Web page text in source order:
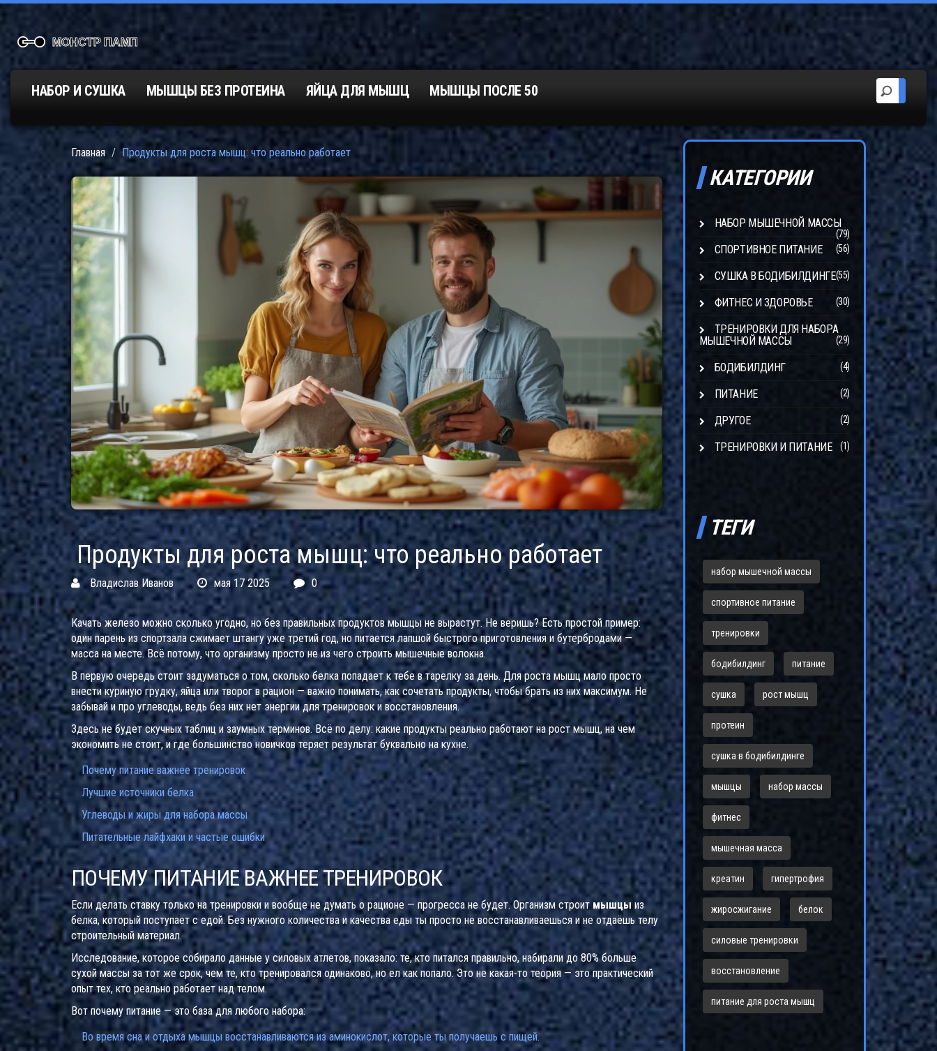
НАБОР И СУШКА МЫШЦЫ БЕЗ ПРОТЕИНА ЯЙЦА ДЛЯ МЫШЦ МЫШЦЫ ПОСЛЕ 50
Главная Продукты для роста мышц: что реально работает
Продукты для роста мышц: что реально работает
Владислав Иванов мая 17 2025 0
Качать железо можно сколько угодно, но без правильных продуктов мышцы не вырастут. Не веришь? Есть простой пример:
один парень из спортзала сжимает штангу уже третий год, но питается лапшой быстрого приготовления и бутербродами —
масса на месте. Всё потому, что организму просто не из чего строить мышечные волокна.
В первую очередь стоит задуматься о том, сколько белка попадает к тебе в тарелку за день. Для роста мышц мало просто
внести куриную грудку, яйца или творог в рацион — важно понимать, как сочетать продукты, чтобы брать из них максимум. Не
забывай и про углеводы, ведь без них нет энергии для тренировок и восстановления.
Здесь не будет скучных таблиц и заумных терминов. Всё по делу: какие продукты реально работают на рост мышц, на чем
экономить не стоит, и где большинство новичков теряет результат буквально на кухне.
Почему питание важнее тренировок
Лучшие источники белка
Углеводы и жиры для набора массы
Питательные лайфхаки и частые ошибки
ПОЧЕМУ ПИТАНИЕ ВАЖНЕЕ ТРЕНИРОВОК
Если делать ставку только на тренировки и вообще не думать о рационе — прогресса не будет. Организм строит мышцы из
белка, который поступает с едой. Без нужного количества и качества еды ты просто не восстанавливаешься и не отдаёшь телу
строительный материал.
Исследование, которое собирало данные у силовых атлетов, показало: те, кто питался правильно, набирали до 80% больше
сухой массы за тот же срок, чем те, кто тренировался одинаково, но ел как попало. Это не какая-то теория — это практический
опыт тех, кто реально работает над телом.
Вот почему питание — это база для любого набора:
Во время сна и отдыха мышцы восстанавливаются из аминокислот, которые ты получаешь с пищей.
КАТЕГОРИИ
НАБОР МЫШЕЧНОЙ МАССЫ
(79)
СПОРТИВНОЕ ПИТАНИЕ (56)
СУШКА В БОДИБИЛДИНГЕ(55)
ФИТНЕС И ЗДОРОВЬЕ (30)
ТРЕНИРОВКИ ДЛЯ НАБОРА
МЫШЕЧНОЙ МАССЫ
(29)
БОДИБИЛДИНГ (4)
ПИТАНИЕ (2)
ДРУГОЕ (2)
ТРЕНИРОВКИ И ПИТАНИЕ (1)
ТЕГИ
набор мышечной массы
спортивное питание
тренировки
бодибилдинг питание
сушка рост мышц
протеин
сушка в бодибилдинге
мышцы набор массы
фитнес
мышечная масса
креатин гипертрофия
жиросжигание белок
силовые тренировки
восстановление
питание для роста мышц